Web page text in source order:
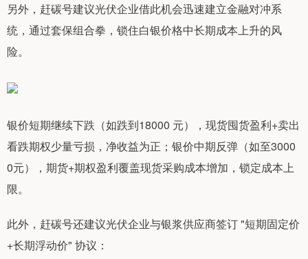
另外，赶碳号建议光伏企业借此机会迅速建立金融对冲系
统，通过套保组合拳，锁住白银价格中长期成本上升的风
险。
银价短期继续下跌（如跌到18000 元），现货囤货盈利+卖出
看跌期权少量亏损，净收益为正；银价中期反弹（如至3000
0元），期货+期权盈利覆盖现货采购成本增加，锁定成本上
限。
此外，赶碳号还建议光伏企业与银浆供应商签订 "短期固定价
+长期浮动价" 协议：